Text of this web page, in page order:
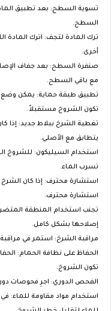
تسوية السطح: بعد تطبيق
السطح.
ترك المادة لتجف: اترك المادة
أخرى.
صنفرة السطح: بعد جفاف
مع باقي السطح.
تطبيق طبقة حماية: يمكن وضع
تكون الشروخ مستقبلاً.
تغطية الشرخ ببلاط جديد: إذا
يتطابق مع الأصلي.
استخدام السيليكون: للشروخ
تسرب الماء.
استشارة محترف: إذا كان الشرخ
استشارة محترف.
تجنب استخدام المنطقة
إصلاحها بشكل كامل.
مراقبة الشرخ: استمر في
الحفاظ على نظافة الحمام:
تكون الشروخ.
الفحص الدوري: اجرِ فحوصات
استخدام مواد مقاومة للماء: